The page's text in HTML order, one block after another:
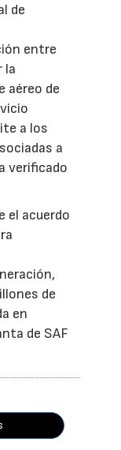
de
entre
la
aéreo de
a los
a
verificado
el acuerdo
de
en
de SAF